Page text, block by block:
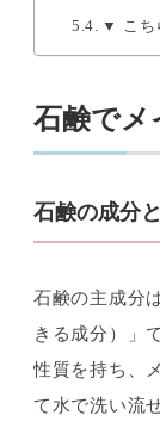
▼ こち
石鹸でメ
石鹸の成分
石鹸の主成分
きる成分）」
性質を持ち、
て水で洗い流